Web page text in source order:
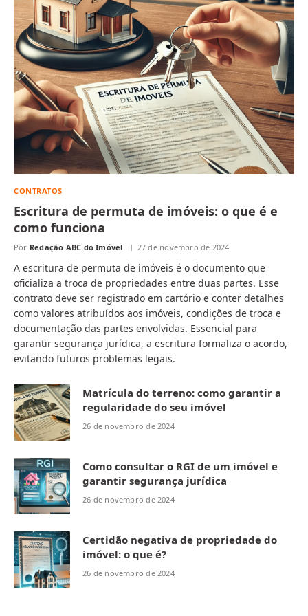
CONTRATOS
Escritura de permuta de imóveis: o que é e
como funciona
Por Redação ABC do Imóvel 27 de novembro de 2024
A escritura de permuta de imóveis é o documento que
oficializa a troca de propriedades entre duas partes. Esse
contrato deve ser registrado em cartório e conter detalhes
como valores atribuídos aos imóveis, condições de troca e
documentação das partes envolvidas. Essencial para
garantir segurança jurídica, a escritura formaliza o acordo,
evitando futuros problemas legais.
Matrícula do terreno: como garantir a
regularidade do seu imóvel
26 de novembro de 2024
Como consultar o RGI de um imóvel e
garantir segurança jurídica
26 de novembro de 2024
Certidão negativa de propriedade do
imóvel: o que é?
26 de novembro de 2024